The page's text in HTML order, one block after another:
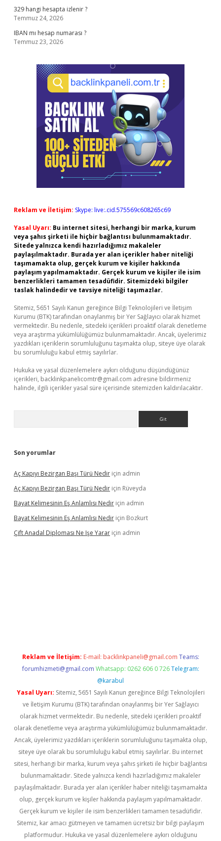
329 hangi hesapta izlenir ?
Temmuz 24, 2026
IBAN mı hesap numarası ?
Temmuz 23, 2026
Reklam ve İletişim: Skype: live:.cid.575569c608265c69
Yasal Uyarı: Bu internet sitesi, herhangi bir marka, kurum
veya şahıs şirketi ile hiçbir bağlantısı bulunmamaktadır.
Sitede yalnızca kendi hazırladığımız makaleler
paylaşılmaktadır. Burada yer alan içerikler haber niteliği
taşımamakta olup, gerçek kurum ve kişiler hakkında
paylaşım yapılmamaktadır. Gerçek kurum ve kişiler ile isim
benzerlikleri tamamen tesadüfidir. Sitemizdeki bilgiler
taslak halindedir ve tavsiye niteliği taşımazlar.
Sitemiz, 5651 Sayılı Kanun gereğince Bilgi Teknolojileri ve İletişim
Kurumu (BTK) tarafından onaylanmış bir Yer Sağlayıcı olarak hizmet
vermektedir. Bu nedenle, sitedeki içerikleri proaktif olarak denetleme
veya araştırma yükümlülüğümüz bulunmamaktadır. Ancak, üyelerimiz
yazdıkları içeriklerin sorumluluğunu taşımakta olup, siteye üye olarak
bu sorumluluğu kabul etmiş sayılırlar.
Hukuka ve yasal düzenlemelere aykırı olduğunu düşündüğünüz
içerikleri, backlinkpanelicomtr@gmail.com adresine bildirmeniz
halinde, ilgili içerikler yasal süre içerisinde sitemizden kaldırılacaktır.
Son yorumlar
Aç Kapıyı Bezirgan Başı Türü Nedir için admin
Aç Kapıyı Bezirgan Başı Türü Nedir için Rüveyda
Bayat Kelimesinin Eş Anlamlısı Nedir için admin
Bayat Kelimesinin Eş Anlamlısı Nedir için Bozkurt
Çift Anadal Diploması Ne Işe Yarar için admin
Reklam ve İletişim: E-mail: backlinkpaneli@gmail.com Teams:
forumhizmeti@gmail.com Whatsapp: 0262 606 0 726 Telegram:
@karabul
Yasal Uyarı: Sitemiz, 5651 Sayılı Kanun gereğince Bilgi Teknolojileri
ve İletişim Kurumu (BTK) tarafından onaylanmış bir Yer Sağlayıcı
olarak hizmet vermektedir. Bu nedenle, sitedeki içerikleri proaktif
olarak denetleme veya araştırma yükümlülüğümüz bulunmamaktadır.
Ancak, üyelerimiz yazdıkları içeriklerin sorumluluğunu taşımakta olup,
siteye üye olarak bu sorumluluğu kabul etmiş sayılırlar. Bu internet
sitesi, herhangi bir marka, kurum veya şahıs şirketi ile hiçbir bağlantısı
bulunmamaktadır. Sitede yalnızca kendi hazırladığımız makaleler
paylaşılmaktadır. Burada yer alan içerikler haber niteliği taşımamakta
olup, gerçek kurum ve kişiler hakkında paylaşım yapılmamaktadır.
Gerçek kurum ve kişiler ile isim benzerlikleri tamamen tesadüfidir.
Sitemiz, kar amacı gütmeyen ve tamamen ücretsiz bir bilgi paylaşım
platformudur. Hukuka ve yasal düzenlemelere aykırı olduğunu